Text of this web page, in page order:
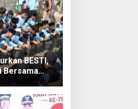
BESTI,
Bersama
Inflasi